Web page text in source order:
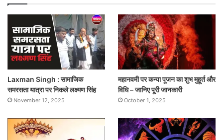
Laxman Singh : सामाजिक
समरसता यात्रा पर निकले लक्ष्मण सिंह
November 12, 2025
महानवमी पर कन्या पूजन का शुभ मुहूर्त और
विधि – जानिए पूरी जानकारी
October 1, 2025